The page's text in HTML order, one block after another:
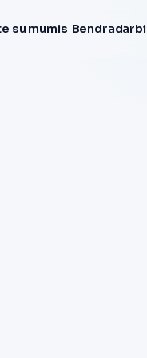
su mumis